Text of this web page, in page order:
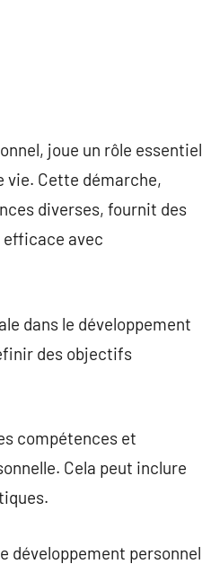
joue un rôle essentiel
vie. Cette démarche,
diverses, fournit des
efficace avec
dans le développement
des objectifs
compétences et
Cela peut inclure
développement personnel